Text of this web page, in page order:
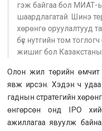
гэж байгаа бол МИАТ-
шаардлагатай. Шинэ
хөрөнгө оруулалтууд
бүс нутгийн том
жишиг бол
Олон жил төрийн өмчит
явж ирсэн. Хэдэн ч
гаднын стратегийн
өнгөрсөн онд IPO
ажиллагаа явуулж